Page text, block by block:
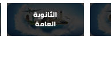
الثانوية
العامة